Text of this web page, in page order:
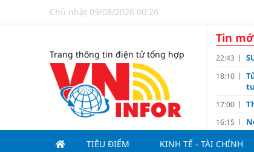
Chủ nhật 09/08/2026 00:26
Trang thông tin điện tử tổng hợp
Tin
22:43
18:10
17:00
16:15
14:10
TIÊU ĐIỂM KINH TẾ - TÀI CHÍNH